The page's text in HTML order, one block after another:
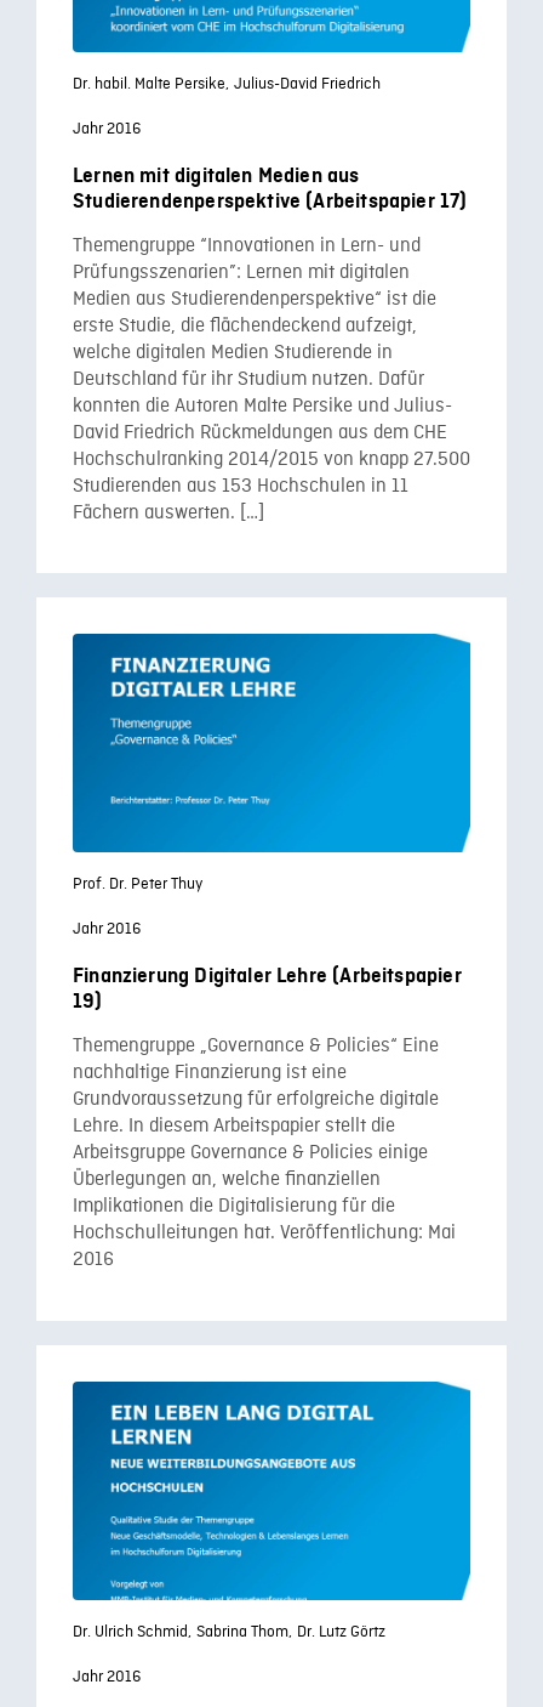
Dr. habil. Malte Persike, Julius-David Friedrich
Jahr 2016
Lernen mit digitalen Medien aus
Studierendenperspektive (Arbeitspapier 17)
Themengruppe “Innovationen in Lern- und
Prüfungsszenarien”: Lernen mit digitalen
Medien aus Studierendenperspektive“ ist die
erste Studie, die flächendeckend aufzeigt,
welche digitalen Medien Studierende in
Deutschland für ihr Studium nutzen. Dafür
konnten die Autoren Malte Persike und Julius-
David Friedrich Rückmeldungen aus dem CHE
Hochschulranking 2014/2015 von knapp 27.500
Studierenden aus 153 Hochschulen in 11
Fächern auswerten. […]
Prof. Dr. Peter Thuy
Jahr 2016
Finanzierung Digitaler Lehre (Arbeitspapier
19)
Themengruppe „Governance & Policies“ Eine
nachhaltige Finanzierung ist eine
Grundvoraussetzung für erfolgreiche digitale
Lehre. In diesem Arbeitspapier stellt die
Arbeitsgruppe Governance & Policies einige
Überlegungen an, welche finanziellen
Implikationen die Digitalisierung für die
Hochschulleitungen hat. Veröffentlichung: Mai
2016
Dr. Ulrich Schmid, Sabrina Thom, Dr. Lutz Görtz
Jahr 2016